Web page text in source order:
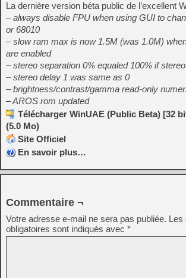
La dernière version béta public de l’excellent
– always disable FPU when using GUI to
or 68010
– slow ram max is now 1.5M (was 1.0M)
are enabled
– stereo separation 0% equaled 100% if
– stereo delay 1 was same as 0
– brightness/contrast/gamma read-only
– AROS rom updated
Télécharger WinUAE (Public Beta) [32
(5.0 Mo)
Site Officiel
En savoir plus…
Commentaire ¬
Votre adresse e-mail ne sera pas publiée. Les
obligatoires sont indiqués avec *